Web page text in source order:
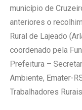
município de
anteriores o
Rural de Lajeado
coordenado pela
Prefeitura –
Ambiente, Emater-
Trabalhadores Rurais